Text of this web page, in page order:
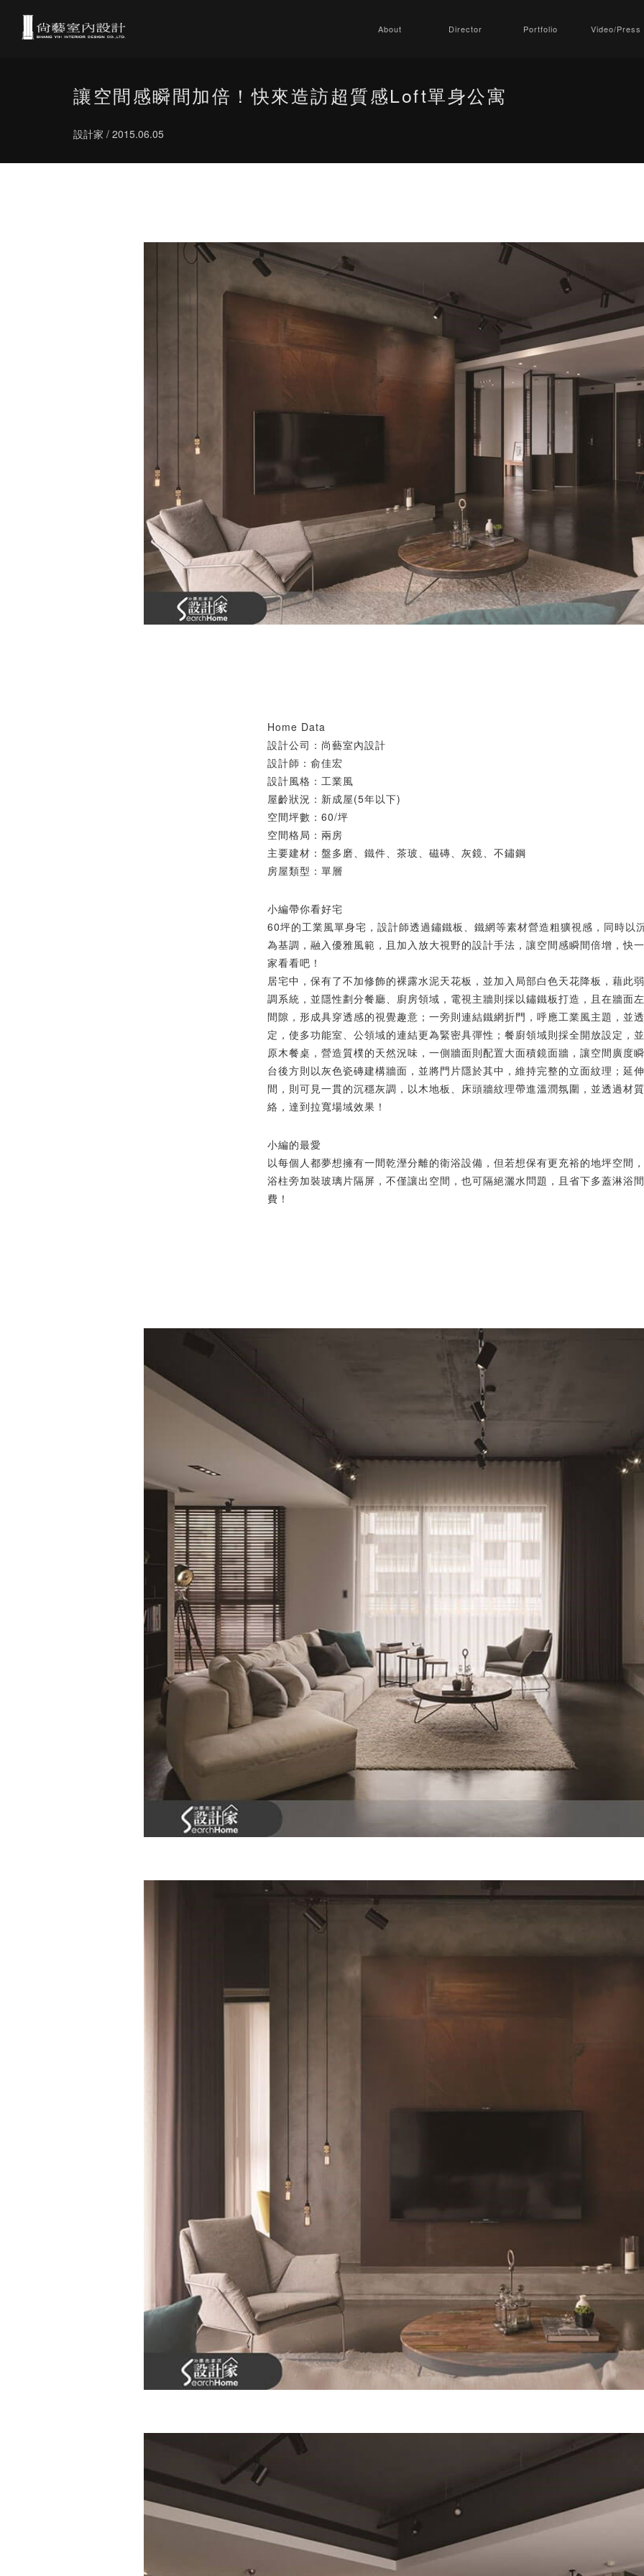
About Director Portfolio Video/Press
讓空間感瞬間加倍！快來造訪超質感Loft單身公寓
設計家 / 2015.06.05
Home Data
設計公司：尚藝室內設計
設計師：俞佳宏
設計風格：工業風
屋齡狀況：新成屋(5年以下)
空間坪數：60/坪
空間格局：兩房
主要建材：盤多磨、鐵件、茶玻、磁磚、灰鏡、不鏽鋼
房屋類型：單層
小編帶你看好宅
60坪的工業風單身宅，設計師透過鏽鐵板、鐵網等素材營造粗獷視感，同時以
為基調，融入優雅風範，且加入放大視野的設計手法，讓空間感瞬間倍增，快
家看看吧！
居宅中，保有了不加修飾的裸露水泥天花板，並加入局部白色天花降板，藉此
調系統，並隱性劃分餐廳、廚房領域，電視主牆則採以鏽鐵板打造，且在牆面
間隙，形成具穿透感的視覺趣意；一旁則連結鐵網折門，呼應工業風主題，並
定，使多功能室、公領域的連結更為緊密具彈性；餐廚領域則採全開放設定，
原木餐桌，營造質樸的天然況味，一側牆面則配置大面積鏡面牆，讓空間廣度
台後方則以灰色瓷磚建構牆面，並將門片隱於其中，維持完整的立面紋理；延
間，則可見一貫的沉穩灰調，以木地板、床頭牆紋理帶進溫潤氛圍，並透過材
絡，達到拉寬場域效果！
小編的最愛
以每個人都夢想擁有一間乾溼分離的衛浴設備，但若想保有更充裕的地坪空間
浴柱旁加裝玻璃片隔屏，不僅讓出空間，也可隔絕灑水問題，且省下多蓋淋浴
費！